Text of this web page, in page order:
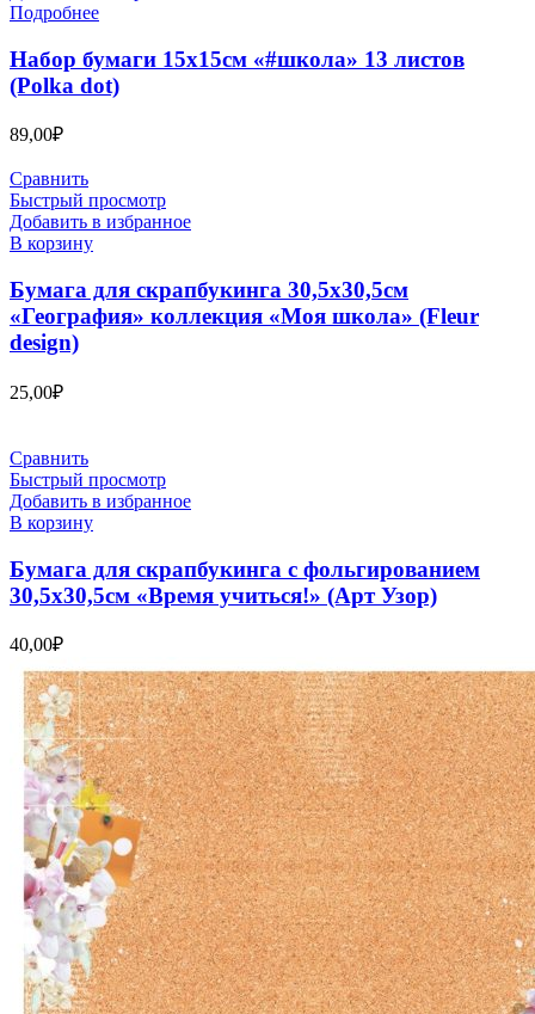
Подробнее
Набор бумаги 15х15см «#школа» 13 листов
(Polka dot)
89,00₽
Сравнить
Быстрый просмотр
Добавить в избранное
В корзину
Бумага для скрапбукинга 30,5х30,5см
«География» коллекция «Моя школа» (Fleur
design)
25,00₽
Сравнить
Быстрый просмотр
Добавить в избранное
В корзину
Бумага для скрапбукинга с фольгированием
30,5х30,5см «Время учиться!» (Арт Узор)
40,00₽